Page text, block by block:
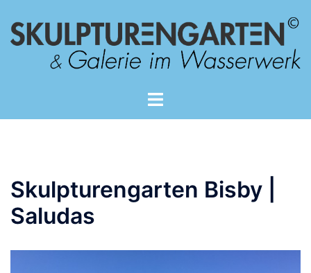
Inhalt
springen
Skulpturengarten Bisby |
Saludas